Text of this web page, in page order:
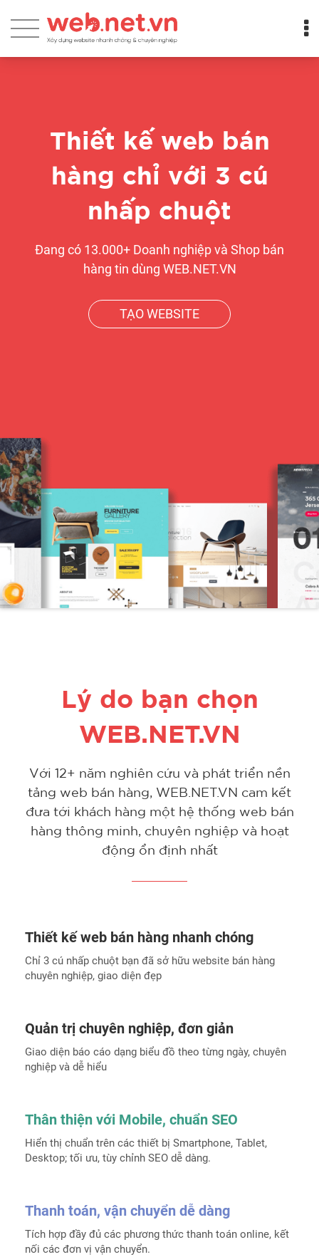
Thiết kế web bán
hàng chỉ với 3 cú
nhấp chuột
Đang có 13.000+ Doanh nghiệp và Shop bán
hàng tin dùng WEB.NET.VN
TẠO WEBSITE
Lý do bạn chọn
WEB.NET.VN
Với 12+ năm nghiên cứu và phát triển nền
tảng web bán hàng, WEB.NET.VN cam kết
đưa tới khách hàng một hệ thống web bán
hàng thông minh, chuyên nghiệp và hoạt
động ổn định nhất
Thiết kế web bán hàng nhanh chóng
Chỉ 3 cú nhấp chuột bạn đã sở hữu website bán hàng
chuyên nghiệp, giao diện đẹp
Quản trị chuyên nghiệp, đơn giản
Giao diện báo cáo dạng biểu đồ theo từng ngày, chuyên
nghiệp và dễ hiểu
Thân thiện với Mobile, chuẩn SEO
Hiển thị chuẩn trên các thiết bị Smartphone, Tablet,
Desktop; tối ưu, tùy chỉnh SEO dễ dàng.
Thanh toán, vận chuyển dễ dàng
Tích hợp đầy đủ các phương thức thanh toán online, kết
nối các đơn vị vận chuyển.